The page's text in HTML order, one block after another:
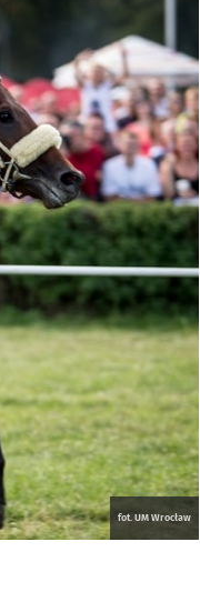
fot. UM Wrocław